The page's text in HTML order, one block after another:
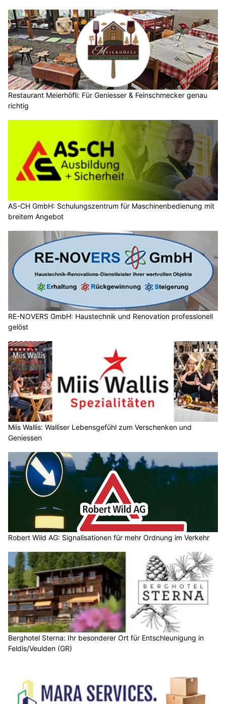
Restaurant Meierhöfli: Für Geniesser & Feinschmecker genau
richtig
AS-CH GmbH: Schulungszentrum für Maschinenbedienung mit
breitem Angebot
RE-NOVERS GmbH: Haustechnik und Renovation professionell
gelöst
Miis Wallis: Walliser Lebensgefühl zum Verschenken und
Geniessen
Robert Wild AG: Signalisationen für mehr Ordnung im Verkehr
Berghotel Sterna: Ihr besonderer Ort für Entschleunigung in
Feldis/Veulden (GR)